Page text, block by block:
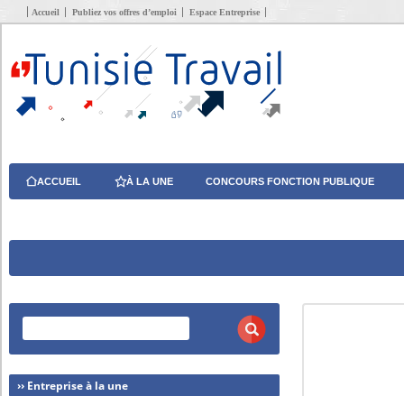
Accueil Publiez vos offres d’emploi Espace Entreprise
ACCUEIL À LA UNE CONCOURS FONCTION PUBLIQUE
›› Entreprise à la une